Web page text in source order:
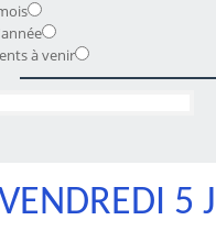
à venir
5